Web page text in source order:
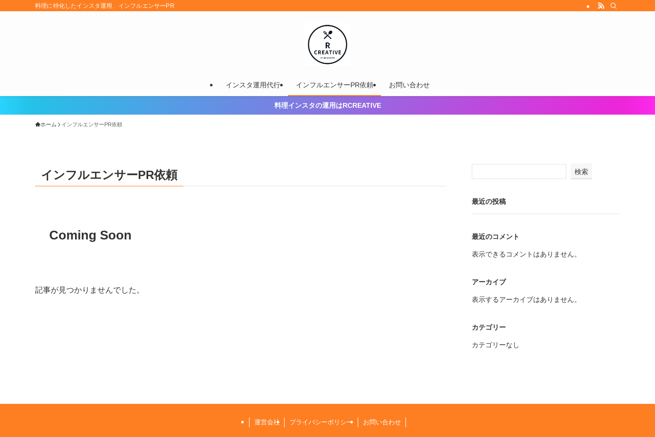
料理に特化したインスタ運用、インフルエンサーPR
インスタ運用代行 インフルエンサーPR依頼 お問い合わせ
料理インスタの運用はRCREATIVE
ホーム インフルエンサーPR依頼
インフルエンサーPR依頼
Coming Soon
記事が見つかりませんでした。
検索
最近の投稿
最近のコメント
表示できるコメントはありません。
アーカイブ
表示するアーカイブはありません。
カテゴリー
カテゴリーなし
運営会社 プライバシーポリシー お問い合わせ